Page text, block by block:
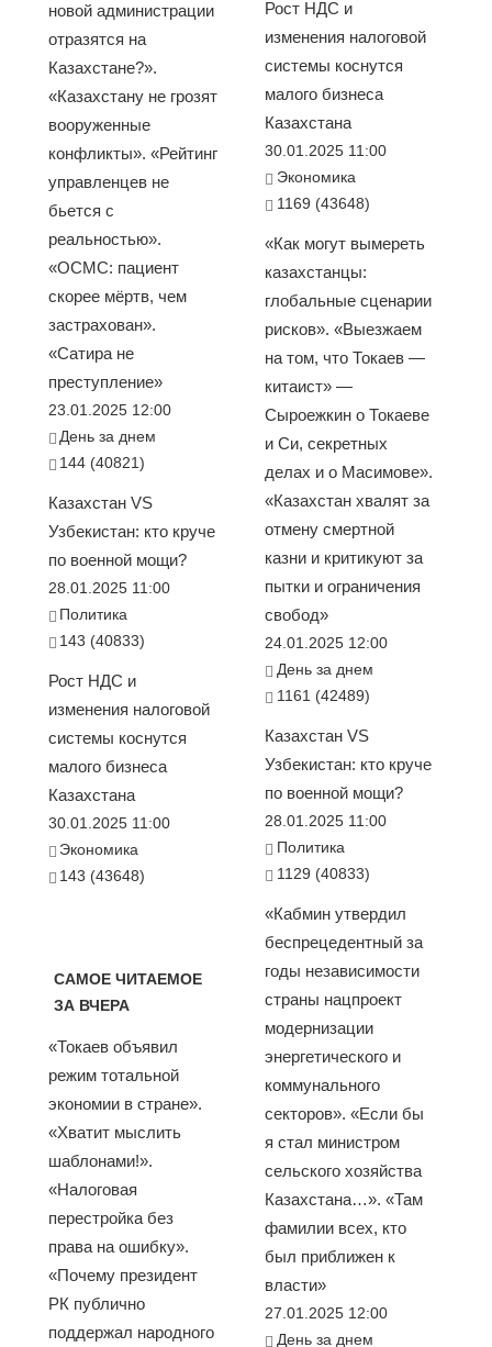
новой администрации
отразятся на
Казахстане?».
«Казахстану не грозят
вооруженные
конфликты». «Рейтинг
управленцев не
бьется с
реальностью».
«ОСМС: пациент
скорее мёртв, чем
застрахован».
«Сатира не
преступление»
23.01.2025 12:00
День за днем
144 (40821)
Казахстан VS
Узбекистан: кто круче
по военной мощи?
28.01.2025 11:00
Политика
143 (40833)
Рост НДС и
изменения налоговой
системы коснутся
малого бизнеса
Казахстана
30.01.2025 11:00
Экономика
143 (43648)
САМОЕ ЧИТАЕМОЕ
ЗА ВЧЕРА
«Токаев объявил
режим тотальной
экономии в стране».
«Хватит мыслить
шаблонами!».
«Налоговая
перестройка без
права на ошибку».
«Почему президент
РК публично
поддержал народного
Рост НДС и
изменения налоговой
системы коснутся
малого бизнеса
Казахстана
30.01.2025 11:00
Экономика
1169 (43648)
«Как могут вымереть
казахстанцы:
глобальные сценарии
рисков». «Выезжаем
на том, что Токаев —
китаист» —
Сыроежкин о Токаеве
и Си, секретных
делах и о Масимове».
«Казахстан хвалят за
отмену смертной
казни и критикуют за
пытки и ограничения
свобод»
24.01.2025 12:00
День за днем
1161 (42489)
Казахстан VS
Узбекистан: кто круче
по военной мощи?
28.01.2025 11:00
Политика
1129 (40833)
«Кабмин утвердил
беспрецедентный за
годы независимости
страны нацпроект
модернизации
энергетического и
коммунального
секторов». «Если бы
я стал министром
сельского хозяйства
Казахстана…». «Там
фамилии всех, кто
был приближен к
власти»
27.01.2025 12:00
День за днем